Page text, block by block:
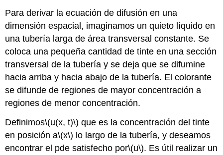
Para derivar la ecuación de difusión en una
dimensión espacial, imaginamos un quieto líquido en
una tubería larga de área transversal constante. Se
coloca una pequeña cantidad de tinte en una sección
transversal de la tubería y se deja que se difumine
hacia arriba y hacia abajo de la tubería. El colorante
se difunde de regiones de mayor concentración a
regiones de menor concentración.
Definimos\(u(x, t)\) que es la concentración del tinte
en posición a\(x\) lo largo de la tubería, y deseamos
encontrar el pde satisfecho por\(u\). Es útil realizar un